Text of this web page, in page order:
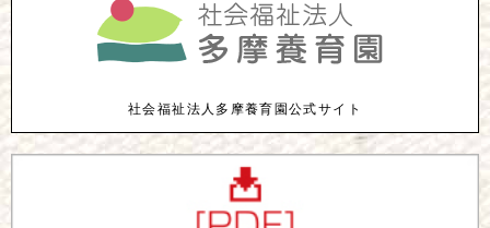
社会福祉法人多摩養育園公式サイト